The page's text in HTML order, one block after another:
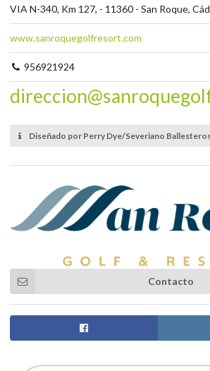
VIA N-340, Km 127, - 11360 - San Roque,
www.sanroquegolfresort.com
956921924
Diseñado por Perry Dye/Severiano
Contacto